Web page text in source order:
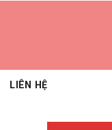
LIÊN HỆ